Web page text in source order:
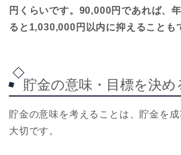
円くらいです。90,000円であれば、
ると1,030,000円以内に抑えることも
貯金の意味・目標を決め
貯金の意味を考えることは、貯金を
大切です。